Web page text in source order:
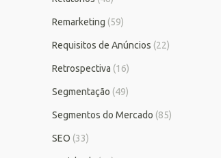
Remarketing (59)
Requisitos de Anúncios (22)
Retrospectiva (16)
Segmentação (49)
Segmentos do Mercado (85)
SEO (33)